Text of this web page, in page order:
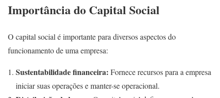
Importância do Capital Social
O capital social é importante para diversos aspectos do
funcionamento de uma empresa:
Sustentabilidade financeira: Fornece recursos para a empresa
iniciar suas operações e manter-se operacional.